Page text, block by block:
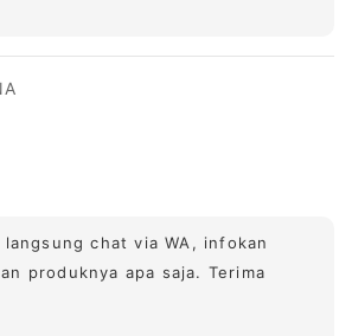
chat via WA, infokan
produknya apa saja. Terima